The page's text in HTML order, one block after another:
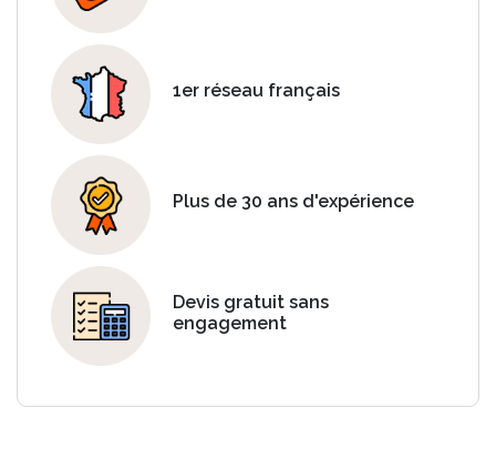
1er réseau français
Plus de 30 ans d'expérience
Devis gratuit sans
engagement